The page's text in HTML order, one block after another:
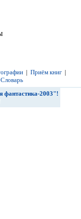
| Приём книг |
Словарь
фантастика-2003"!